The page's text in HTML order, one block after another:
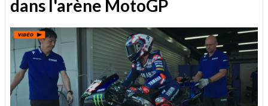
dans l'arène MotoGP